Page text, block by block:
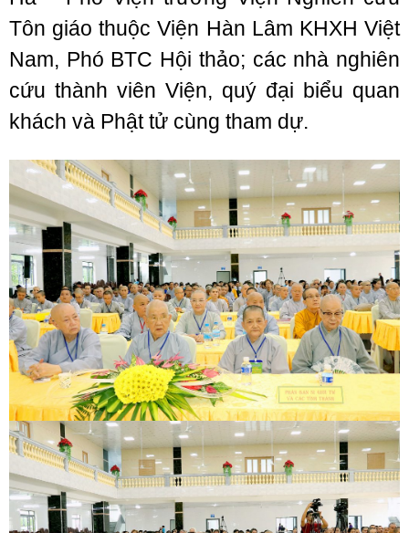
Tôn giáo thuộc Viện Hàn Lâm KHXH Việt
Nam, Phó BTC Hội thảo; các nhà nghiên
cứu thành viên Viện, quý đại biểu quan
khách và Phật tử cùng tham dự.